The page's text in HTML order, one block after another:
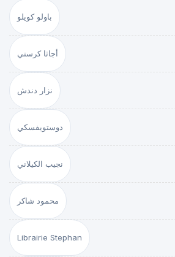
باولو كويلو
أجاثا كرستي
نزار دندش
دوستويفسكي
نجيب الكيلاني
محمود شاكر
Librairie Stephan